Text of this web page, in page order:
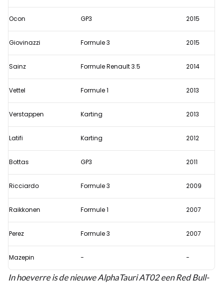
Ocon GP3 2015
Giovinazzi Formule 3 2015
Sainz Formule Renault 3.5 2014
Vettel Formule 1 2013
Verstappen Karting 2013
Latifi Karting 2012
Bottas GP3 2011
Ricciardo Formule 3 2009
Raikkonen Formule 1 2007
Perez Formule 3 2007
Mazepin - -
In hoeverre is de nieuwe AlphaTauri AT02 een Red Bull-